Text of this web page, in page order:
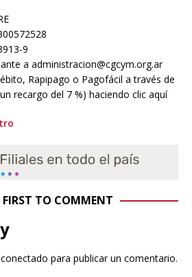
9
a administracion@cgcym.org.ar
Rapipago o Pagofácil a través de
recargo del 7 %) haciendo clic aquí
FIRST TO COMMENT
conectado para publicar un comentario.